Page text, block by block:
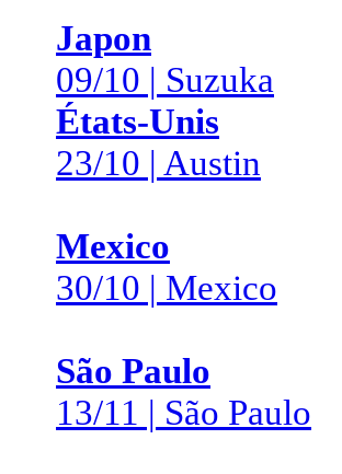
Japon
09/10 | Suzuka
États-Unis
23/10 | Austin
Mexico
30/10 | Mexico
São Paulo
13/11 | São Paulo